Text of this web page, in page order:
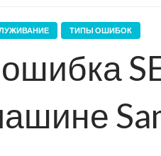
ТИПЫ ОШИБОК